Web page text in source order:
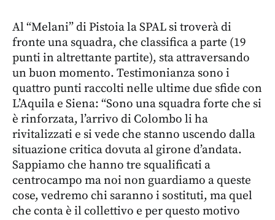
Al “Melani” di Pistoia la SPAL si troverà di
fronte una squadra, che classifica a parte (19
punti in altrettante partite), sta attraversando
un buon momento. Testimonianza sono i
quattro punti raccolti nelle ultime due sfide con
L’Aquila e Siena: “Sono una squadra forte che si
è rinforzata, l’arrivo di Colombo li ha
rivitalizzati e si vede che stanno uscendo dalla
situazione critica dovuta al girone d’andata.
Sappiamo che hanno tre squalificati a
centrocampo ma noi non guardiamo a queste
cose, vedremo chi saranno i sostituti, ma quel
che conta è il collettivo e per questo motivo